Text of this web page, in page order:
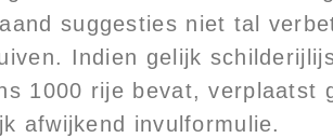
suggesties niet tal
Indien gelijk
1000 rije bevat, verplaatst
afwijkend invulformulie.